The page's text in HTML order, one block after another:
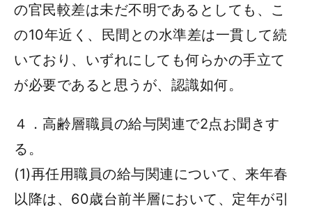
の官民較差は未だ不明であるとしても、こ
の10年近く、民間との水準差は一貫して続
いており、いずれにしても何らかの手立て
が必要であると思うが、認識如何。
４．高齢層職員の給与関連で2点お聞きす
る。
(1)再任用職員の給与関連について、来年春
以降は、60歳台前半層において、定年が引